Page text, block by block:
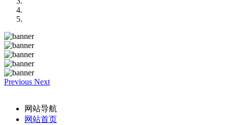
Previous Next
网站导航
网站首页